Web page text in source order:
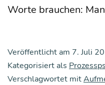
Wor­te brau­chen:
Veröffentlicht am 7. Juli
Kategorisiert als
Verschlagwortet mit